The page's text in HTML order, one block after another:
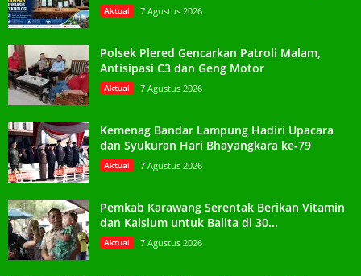
Aktual 7 Agustus 2026
Polsek Plered Gencarkan Patroli Malam,
Antisipasi C3 dan Geng Motor
Aktual 7 Agustus 2026
Kemenag Bandar Lampung Hadiri Upacara
dan Syukuran Hari Bhayangkara ke-79
Aktual 7 Agustus 2026
Pemkab Karawang Serentak Berikan Vitamin
dan Kalsium untuk Balita di 30...
Aktual 7 Agustus 2026